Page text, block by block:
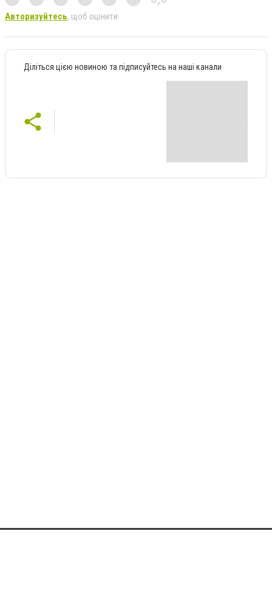
Авторизуйтесь, щоб оцінити
Діліться цією новиною та підписуйтесь на наші канали